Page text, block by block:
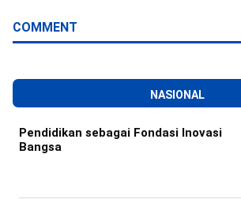
COMMENT
NASIONAL
Pendidikan sebagai Fondasi Inovasi
Bangsa